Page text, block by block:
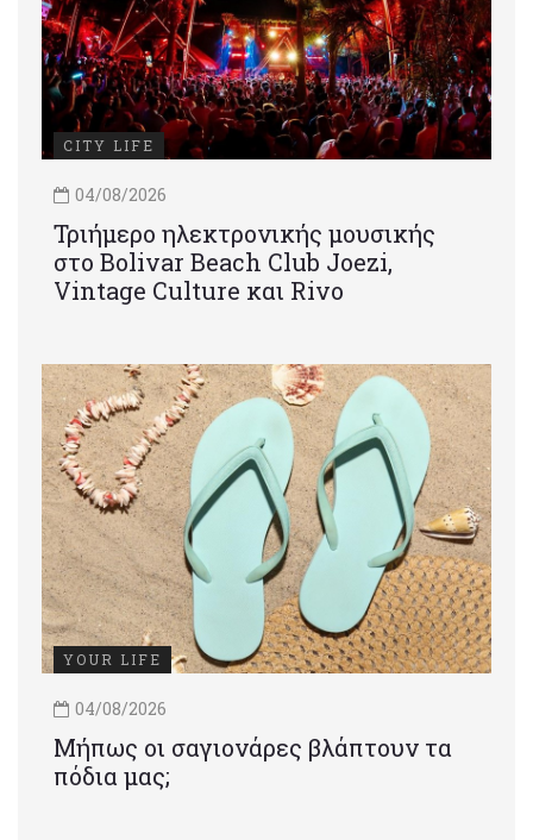
CITY LIFE
04/08/2026
Τριήμερο ηλεκτρονικής μουσικής
στο Bolivar Beach Club Joezi,
Vintage Culture και Rivo
YOUR LIFE
04/08/2026
Μήπως οι σαγιονάρες βλάπτουν τα
πόδια μας;